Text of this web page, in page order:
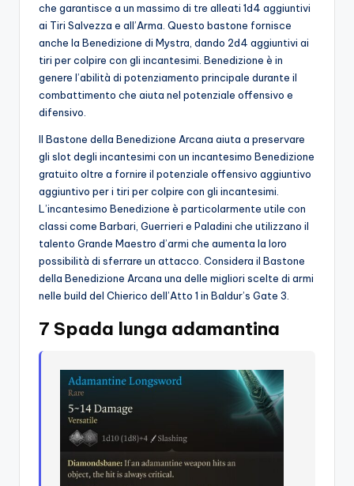
che garantisce a un massimo di tre alleati 1d4 aggiuntivi
ai Tiri Salvezza e all’Arma. Questo bastone fornisce
anche la Benedizione di Mystra, dando 2d4 aggiuntivi ai
tiri per colpire con gli incantesimi. Benedizione è in
genere l’abilità di potenziamento principale durante il
combattimento che aiuta nel potenziale offensivo e
difensivo.
Il Bastone della Benedizione Arcana aiuta a preservare
gli slot degli incantesimi con un incantesimo Benedizione
gratuito oltre a fornire il potenziale offensivo aggiuntivo
aggiuntivo per i tiri per colpire con gli incantesimi.
L’incantesimo Benedizione è particolarmente utile con
classi come Barbari, Guerrieri e Paladini che utilizzano il
talento Grande Maestro d’armi che aumenta la loro
possibilità di sferrare un attacco. Considera il Bastone
della Benedizione Arcana una delle migliori scelte di armi
nelle build del Chierico dell’Atto 1 in Baldur’s Gate 3.
7 Spada lunga adamantina